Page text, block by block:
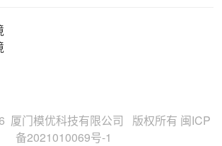
厦门模优科技有限公司 版权所有 闽ICP
备2021010069号-1